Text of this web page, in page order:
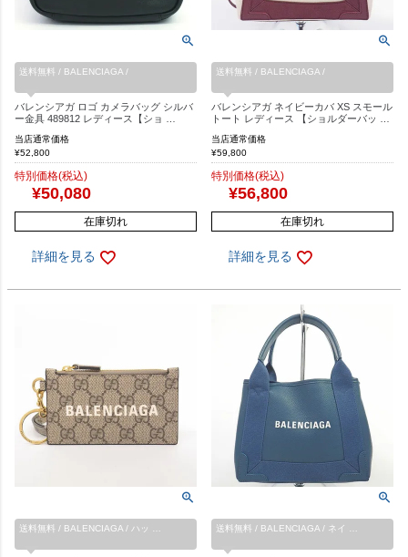
送料無料 / BALENCIAGA /
バレンシアガ ロゴ カメラバッグ シルバ
ー金具 489812 レディース【ショ …
当店通常価格
¥52,800
特別価格(税込)
¥50,080
在庫切れ
詳細を見る
送料無料 / BALENCIAGA /
バレンシアガ ネイビーカバ XS スモール
トート レディース 【ショルダーバッ …
当店通常価格
¥59,800
特別価格(税込)
¥56,800
在庫切れ
詳細を見る
送料無料 / BALENCIAGA / ハッ … 送料無料 / BALENCIAGA / ネイ …